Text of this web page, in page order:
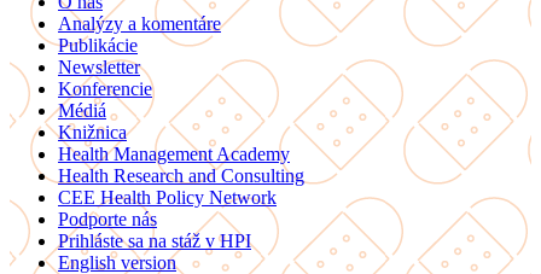
Analýzy a komentáre
Publikácie
Newsletter
Konferencie
Médiá
Knižnica
Health Management Academy
Health Research and Consulting
CEE Health Policy Network
Podporte nás
Prihláste sa na stáž v HPI
English version